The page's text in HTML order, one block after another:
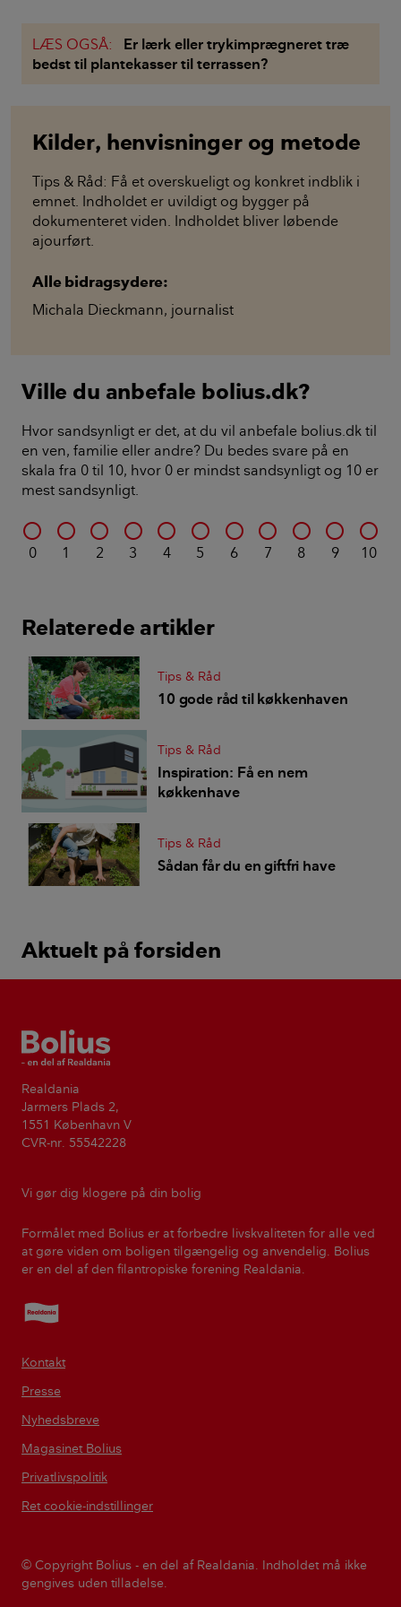
LÆS OGSÅ:
Er lærk eller trykimprægneret træ
bedst til plantekasser til terrassen?
Kilder, henvisninger og metode
Tips & Råd: Få et overskueligt og konkret indblik i
emnet. Indholdet er uvildigt og bygger på
dokumenteret viden. Indholdet bliver løbende
ajourført.
Alle bidragsydere:
Michala Dieckmann, journalist
Ville du anbefale bolius.dk?
Hvor sandsynligt er det, at du vil anbefale bolius.dk til
en ven, familie eller andre? Du bedes svare på en
skala fra 0 til 10, hvor 0 er mindst sandsynligt og 10 er
mest sandsynligt.
0 1 2 3 4 5 6 7 8 9 10
Relaterede artikler
Tips & Råd
10 gode råd til køkkenhaven
Tips & Råd
Inspiration: Få en nem
køkkenhave
Tips & Råd
Sådan får du en giftfri have
Aktuelt på forsiden
Bolius
Realdania
Jarmers Plads 2,
1551 København V
CVR-nr. 55542228
Vi gør dig klogere på din bolig
Formålet med Bolius er at forbedre livskvaliteten for alle ved
at gøre viden om boligen tilgængelig og anvendelig. Bolius
er en del af den filantropiske forening Realdania.
Realdania
Kontakt
Presse
Nyhedsbreve
Magasinet Bolius
Privatlivspolitik
Ret cookie-indstillinger
© Copyright Bolius - en del af Realdania. Indholdet må ikke
gengives uden tilladelse.